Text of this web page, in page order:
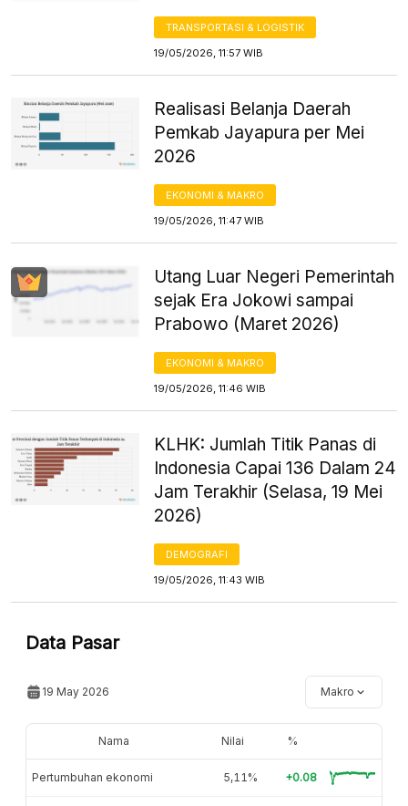
TRANSPORTASI & LOGISTIK
19/05/2026, 11:57 WIB
Realisasi Belanja Daerah
Pemkab Jayapura per Mei
2026
EKONOMI & MAKRO
19/05/2026, 11:47 WIB
Utang Luar Negeri Pemerintah
sejak Era Jokowi sampai
Prabowo (Maret 2026)
EKONOMI & MAKRO
19/05/2026, 11:46 WIB
KLHK: Jumlah Titik Panas di
Indonesia Capai 136 Dalam 24
Jam Terakhir (Selasa, 19 Mei
2026)
DEMOGRAFI
19/05/2026, 11:43 WIB
Data Pasar
19 May 2026 Makro
Nama Nilai %
Pertumbuhan ekonomi 5,11% +0.08